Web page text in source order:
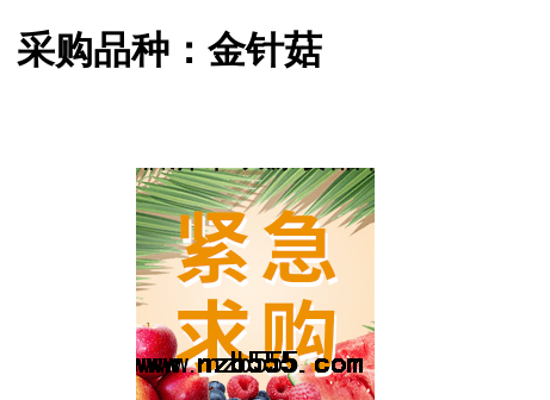
采购品种：金针菇